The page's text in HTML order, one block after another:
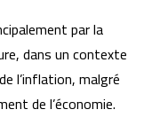
2026
flottant de CIH Bank
par la
dans un contexte
l’inflation, malgré
de l’économie.